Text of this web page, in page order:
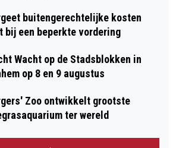
buitengerechtelijke kosten
bij een beperkte vordering
Wacht op de Stadsblokken in
op 8 en 9 augustus
Zoo ontwikkelt grootste
ter wereld